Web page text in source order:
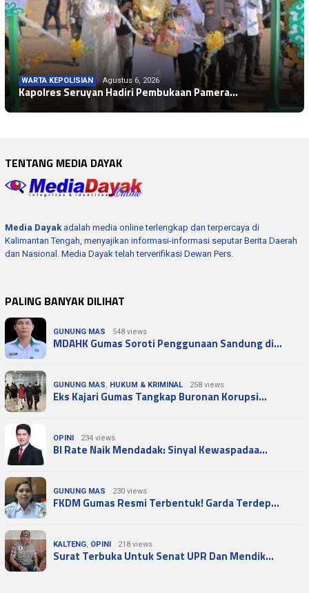
WARTA KEPOLISIAN Agustus 6, 2026
Kapolres Seruyan Hadiri Pembukaan Pamera…
TENTANG MEDIA DAYAK
Media Dayak adalah media online terlengkap dan terpercaya di
Kalimantan Tengah, menyajikan informasi-informasi seputar Berita Daerah
dan Nasional. Media Dayak telah terverifikasi Dewan Pers.
PALING BANYAK DILIHAT
GUNUNG MAS 548 views
MDAHK Gumas Soroti Penggunaan Sandung di…
GUNUNG MAS, HUKUM & KRIMINAL 258 views
Eks Kajari Gumas Tangkap Buronan Korupsi…
OPINI 234 views
BI Rate Naik Mendadak: Sinyal Kewaspadaa…
GUNUNG MAS 230 views
FKDM Gumas Resmi Terbentuk! Garda Terdep…
KALTENG, OPINI 218 views
Surat Terbuka Untuk Senat UPR Dan Mendik…